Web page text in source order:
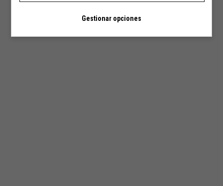
Gestionar opciones